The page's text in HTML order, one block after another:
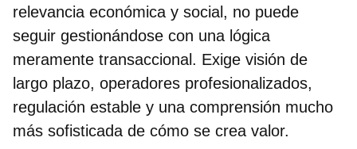
relevancia económica y social, no puede
seguir gestionándose con una lógica
meramente transaccional. Exige visión de
largo plazo, operadores profesionalizados,
regulación estable y una comprensión mucho
más sofisticada de cómo se crea valor.